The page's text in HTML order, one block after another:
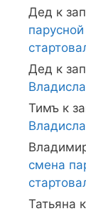
Дед к
Дед к
Тимъ к
смена
Татьяна